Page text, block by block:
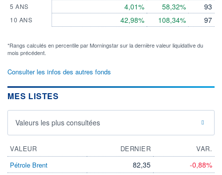
5 ANS
10 ANS
4,01%
42,98%
58,32%
108,34%
93
97
*Rangs calculés en percentile par Morningstar sur la dernière valeur liquidative du
mois précédent.
Consulter les infos des autres fonds
MES LISTES
Valeurs les plus consultées
VALEUR DERNIER
VAR.
Pétrole Brent
82,35 -0,88%